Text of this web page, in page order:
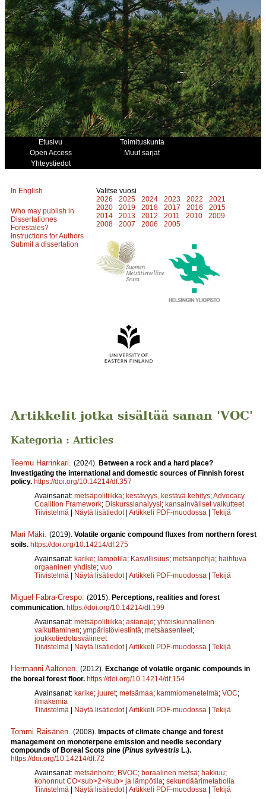
Etusivu
Toimituskunta
Open Access
Muut sarjat
Yhteystiedot
In English
Who may publish in
Dissertationes
Forestales?
Instructions for Authors
Submit a dissertation
Valitse vuosi
2026
2025 2024 2023 2022
2021
2020
2019 2018 2017 2016
2015
2014
2013 2012 2011 2010
2009
2008
2007 2006 2005
Artikkelit jotka sisältää sanan 'VOC'
Kategoria : Articles
Teemu Harrinkari (2024). Between a rock and a hard place?
Investigating the international and domestic sources of Finnish forest
policy. https://doi.org/10.14214/df.357
Avainsanat: metsäpolitiikka; kestävyys, kestävä kehitys;Advocacy
Coalition Framework; Diskurssianalyysi; kansainväliset vaikutteet
Tiivistelmä | Näytä lisätiedot | Artikkeli PDF-muodossa | Tekijä
Mari Mäki (2019). Volatile organic compound fluxes from northern forest
soils. https://doi.org/10.14214/df.275
Avainsanat: karike; lämpötila; Kasvillisuus; metsänpohja; haihtuva
orgaaninen yhdiste; vuo
Tiivistelmä | Näytä lisätiedot | Artikkeli PDF-muodossa | Tekijä
Miguel Fabra-Crespo (2015). Perceptions, realities and forest
communication. https://doi.org/10.14214/df.199
Avainsanat: metsäpolitiikka; asianajo; yhteiskunnallinen
vaikuttaminen; ympäristöviestintä; metsäasenteet;
joukkotiedotusvälineet
Tiivistelmä | Näytä lisätiedot | Artikkeli PDF-muodossa | Tekijä
Hermanni Aaltonen (2012). Exchange of volatile organic compounds in
the boreal forest floor. https://doi.org/10.14214/df.154
Avainsanat: karike; juuret; metsämaa; kammiomenetelmä; VOC;
ilmakemia
Tiivistelmä | Näytä lisätiedot | Artikkeli PDF-muodossa | Tekijä
Tommi Räisänen (2008). Impacts of climate change and forest
management on monoterpene emission and needle secondary
compounds of Boreal Scots pine (Pinus sylvestris L.).
https://doi.org/10.14214/df.72
Avainsanat: metsänhoito; BVOC; boraalinen metsä; hakkuu;
kohonnut CO<sub>2</sub> ja lämpötila; sekundäärimetabolia
Tiivistelmä | Näytä lisätiedot | Artikkeli PDF-muodossa | Tekijä